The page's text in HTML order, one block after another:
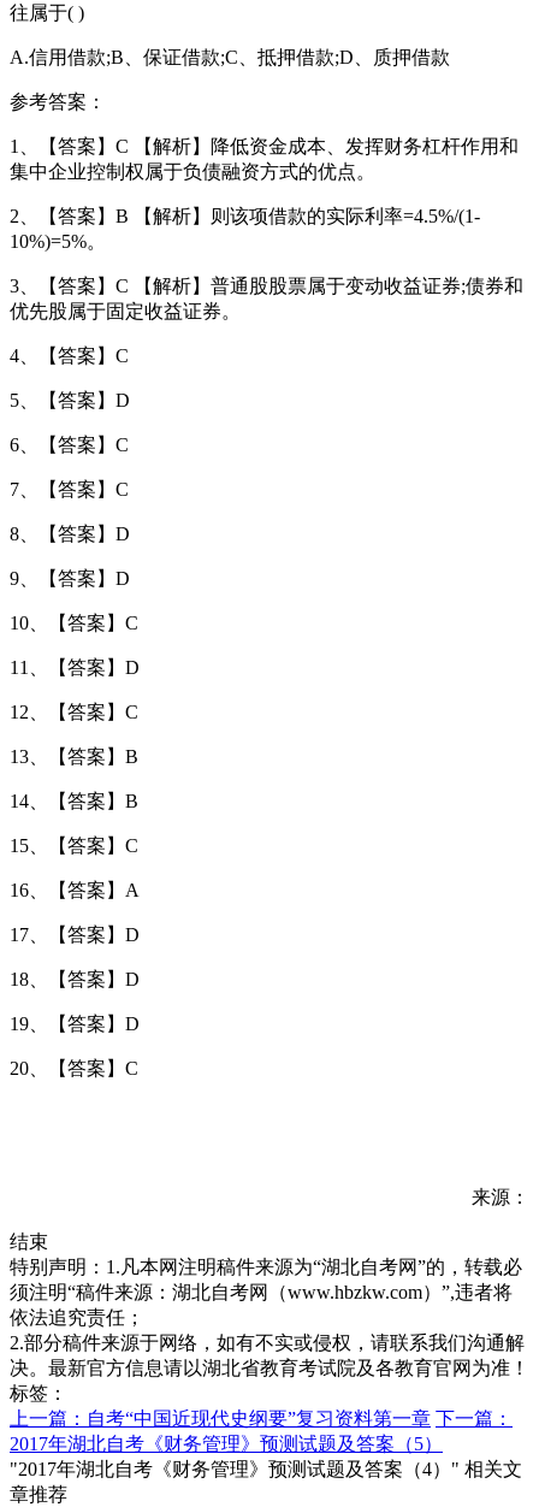
往属于( )
A.信用借款;B、保证借款;C、抵押借款;D、质押借款
参考答案：
1、【答案】C 【解析】降低资金成本、发挥财务杠杆作用和
集中企业控制权属于负债融资方式的优点。
2、【答案】B 【解析】则该项借款的实际利率=4.5%/(1-
10%)=5%。
3、【答案】C 【解析】普通股股票属于变动收益证券;债券和
优先股属于固定收益证券。
4、【答案】C
5、【答案】D
6、【答案】C
7、【答案】C
8、【答案】D
9、【答案】D
10、【答案】C
11、【答案】D
12、【答案】C
13、【答案】B
14、【答案】B
15、【答案】C
16、【答案】A
17、【答案】D
18、【答案】D
19、【答案】D
20、【答案】C
来源：
结束
特别声明：1.凡本网注明稿件来源为“湖北自考网”的，转载必
须注明“稿件来源：湖北自考网（www.hbzkw.com）”,违者将
依法追究责任；
2.部分稿件来源于网络，如有不实或侵权，请联系我们沟通解
决。最新官方信息请以湖北省教育考试院及各教育官网为准！
标签：
上一篇：自考“中国近现代史纲要”复习资料第一章 下一篇：
2017年湖北自考《财务管理》预测试题及答案（5）
"2017年湖北自考《财务管理》预测试题及答案（4）" 相关文
章推荐